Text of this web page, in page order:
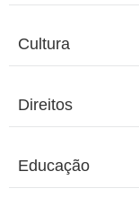
Cultura
Direitos
Educação